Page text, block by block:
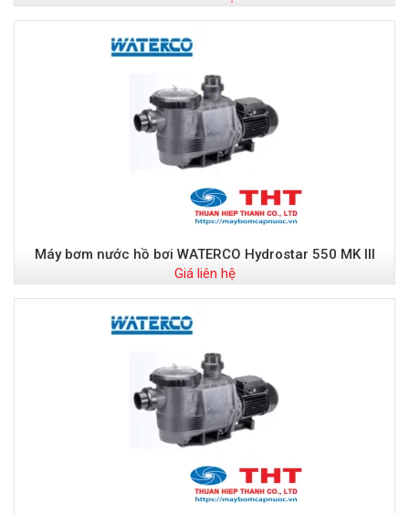
Máy bơm nước hồ bơi WATERCO Hydrostar 550 MK III
Giá liên hệ